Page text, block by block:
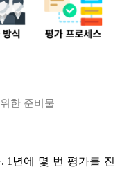
한 준비물
1년에 몇 번 평가를 진